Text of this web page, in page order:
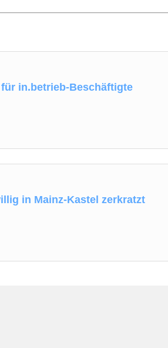
in.betrieb-Beschäftigte
in Mainz-Kastel zerkratzt